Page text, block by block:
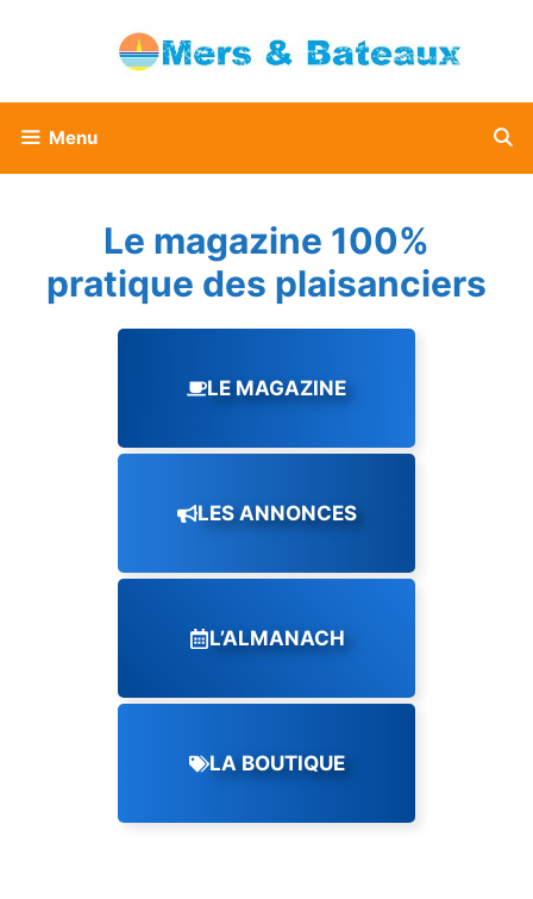
Menu
Le magazine 100%
pratique des plaisanciers
LE MAGAZINE
LES ANNONCES
L’ALMANACH
LA BOUTIQUE